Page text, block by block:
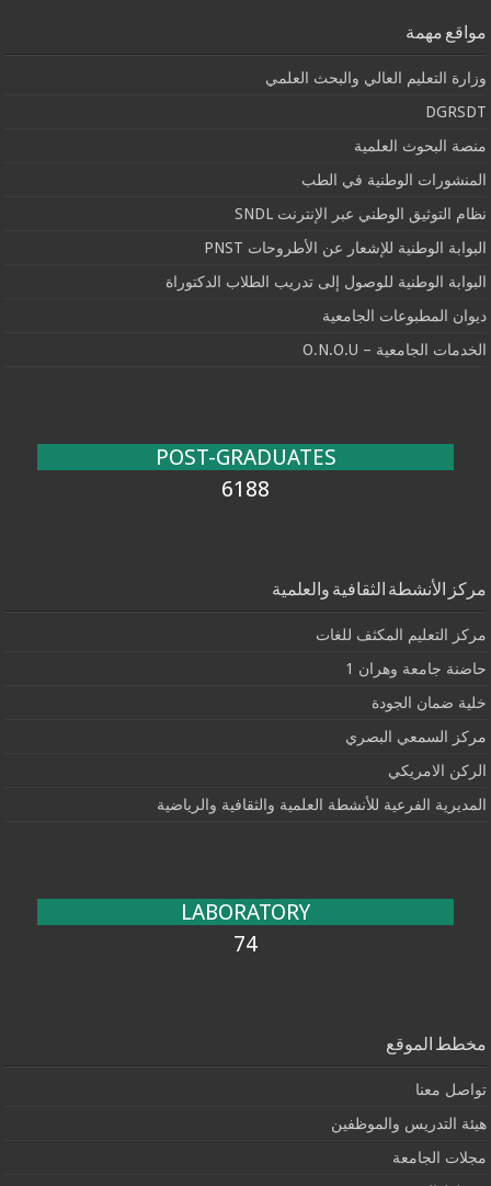
مواقع مهمة
وزارة التعليم العالي والبحث العلمي
DGRSDT
منصة البحوث العلمية
المنشورات الوطنية في الطب
نظام التوثيق الوطني عبر الإنترنت SNDL
البوابة الوطنية للإشعار عن الأطروحات PNST
البوابة الوطنية للوصول إلى تدريب الطلاب الدكتوراة
ديوان المطبوعات الجامعية
الخدمات الجامعية – O.N.O.U
POST-GRADUATES
6188
مركز الأنشطة الثقافية والعلمية
مركز التعليم المكثف للغات
حاضنة جامعة وهران 1
خلية ضمان الجودة
مركز السمعي البصري
الركن الامريكي
المديرية الفرعية للأنشطة العلمية والثقافية والرياضية
LABORATORY
74
مخطط الموقع
تواصل معنا
هيئة التدريس والموظفين
مجلات الجامعة